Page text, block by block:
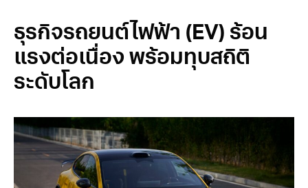
ไลน์อัประดับเรือธงให้แข็งแกร่งและครบถ้วนยิ่งขึ้น
ธุรกิจรถยนต์ไฟฟ้า (EV) ร้อน
แรงต่อเนื่อง พร้อมทุบสถิติ
ระดับโลก